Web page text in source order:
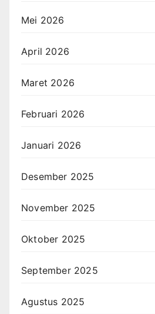
Mei 2026
April 2026
Maret 2026
Februari 2026
Januari 2026
Desember 2025
November 2025
Oktober 2025
September 2025
Agustus 2025